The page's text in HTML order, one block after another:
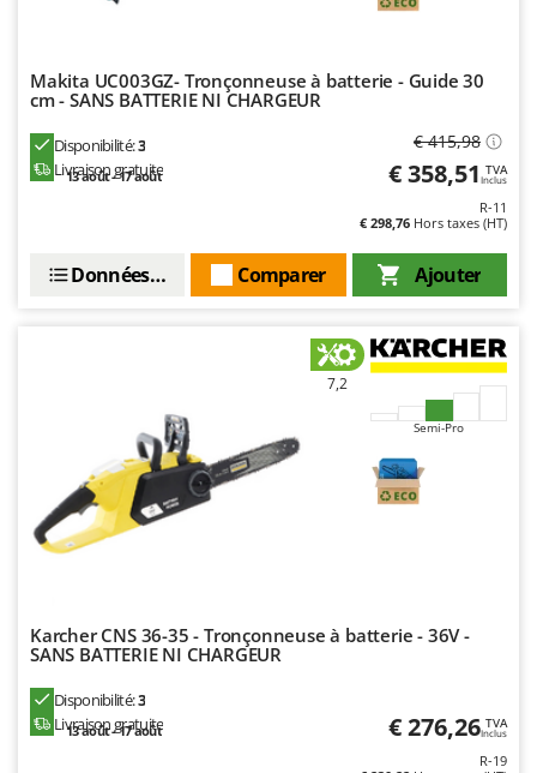
Makita UC003GZ- Tronçonneuse à batterie - Guide 30
cm - SANS BATTERIE NI CHARGEUR
Disponibilité:3
Livraison gratuite
13 août - 17 août
€ 415,98
€ 358,51 TVA
Inclus
R-11
€ 298,76 Hors taxes (HT)
Ajouter
Comparer
Données techniques
7,2
Semi-Pro
Karcher CNS 36-35 - Tronçonneuse à batterie - 36V -
SANS BATTERIE NI CHARGEUR
Disponibilité:3
Livraison gratuite
13 août - 17 août € 276,26 TVA
Inclus
R-19